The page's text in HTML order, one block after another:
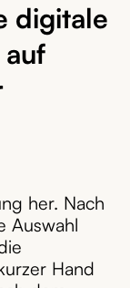
digitale
her. Nach
Auswahl
Hand